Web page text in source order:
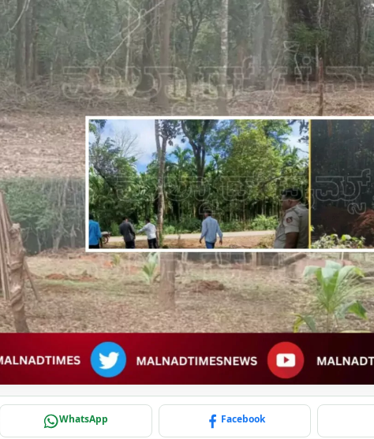
WhatsApp Facebook